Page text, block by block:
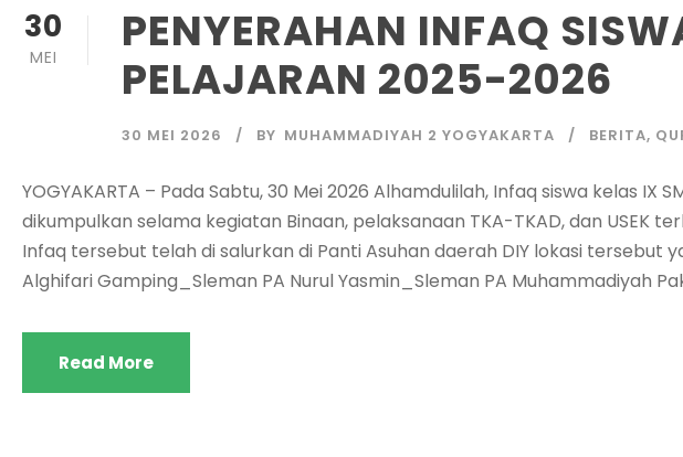
30
MEI
PENYERAHAN INFAQ
PELAJARAN 2025-2026
30 MEI 2026 BY MUHAMMADIYAH 2 YOGYAKARTA BERITA,
YOGYAKARTA – Pada Sabtu, 30 Mei 2026 Alhamdulilah, Infaq siswa kelas IX
dikumpulkan selama kegiatan Binaan, pelaksanaan TKA-TKAD, dan USEK
Infaq tersebut telah di salurkan di Panti Asuhan daerah DIY lokasi tersebut
Alghifari Gamping_Sleman PA Nurul Yasmin_Sleman PA Muhammadiyah
Read More